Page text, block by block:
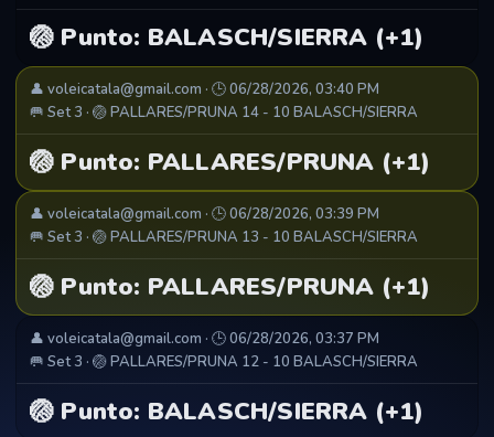
🏐 Punto: BALASCH/SIERRA (+1)
👤 voleicatala@gmail.com · 🕒 06/28/2026, 03:40 PM
🥅 Set 3 · 🏐 PALLARES/PRUNA 14 - 10 BALASCH/SIERRA
🏐 Punto: PALLARES/PRUNA (+1)
👤 voleicatala@gmail.com · 🕒 06/28/2026, 03:39 PM
🥅 Set 3 · 🏐 PALLARES/PRUNA 13 - 10 BALASCH/SIERRA
🏐 Punto: PALLARES/PRUNA (+1)
👤 voleicatala@gmail.com · 🕒 06/28/2026, 03:37 PM
🥅 Set 3 · 🏐 PALLARES/PRUNA 12 - 10 BALASCH/SIERRA
🏐 Punto: BALASCH/SIERRA (+1)